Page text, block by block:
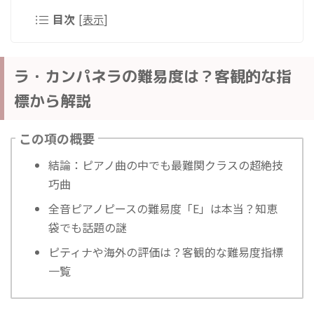
目次 [表示]
ラ・カンパネラの難易度は？客観的な指
標から解説
この項の概要
結論：ピアノ曲の中でも最難関クラスの超絶技
巧曲
全音ピアノピースの難易度「E」は本当？知恵
袋でも話題の謎
ピティナや海外の評価は？客観的な難易度指標
一覧